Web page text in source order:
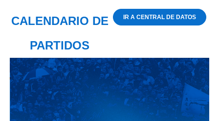
CALENDARIO DE
PARTIDOS
IR A CENTRAL DE DATOS